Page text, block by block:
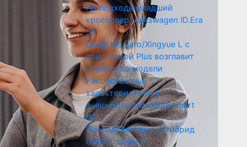
На подходе младший
кроссовер Volkswagen ID.Era
5X
Geely Monjaro/Xingyue L с
приставкой Plus возглавит
семейство модели
Рассекречены
характеристики и
внешность ситикара smart
#2
Последовательный гибрид
UMO 8: цены и